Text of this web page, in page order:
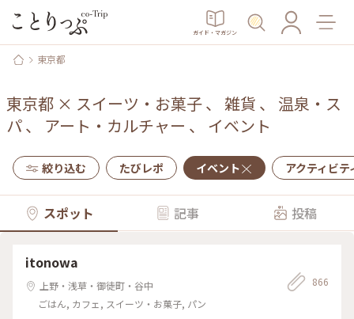
ガイド・マガジン
東京都
東京都 × スイーツ・お菓子、 雑貨 、 温泉・ス
パ、 アート・カルチャー 、 イベント
絞り込む たびレポ イベント アクティビテ
スポット 記事 投稿
itonowa
上野・浅草・御徒町・谷中
ごはん, カフェ, スイーツ・お菓子, パン
866